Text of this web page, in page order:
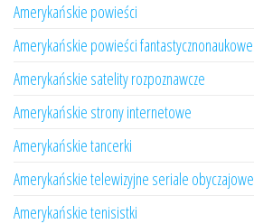
Amerykańskie powieści
Amerykańskie powieści fantastycznonaukowe
Amerykańskie satelity rozpoznawcze
Amerykańskie strony internetowe
Amerykańskie tancerki
Amerykańskie telewizyjne seriale obyczajowe
Amerykańskie tenisistki